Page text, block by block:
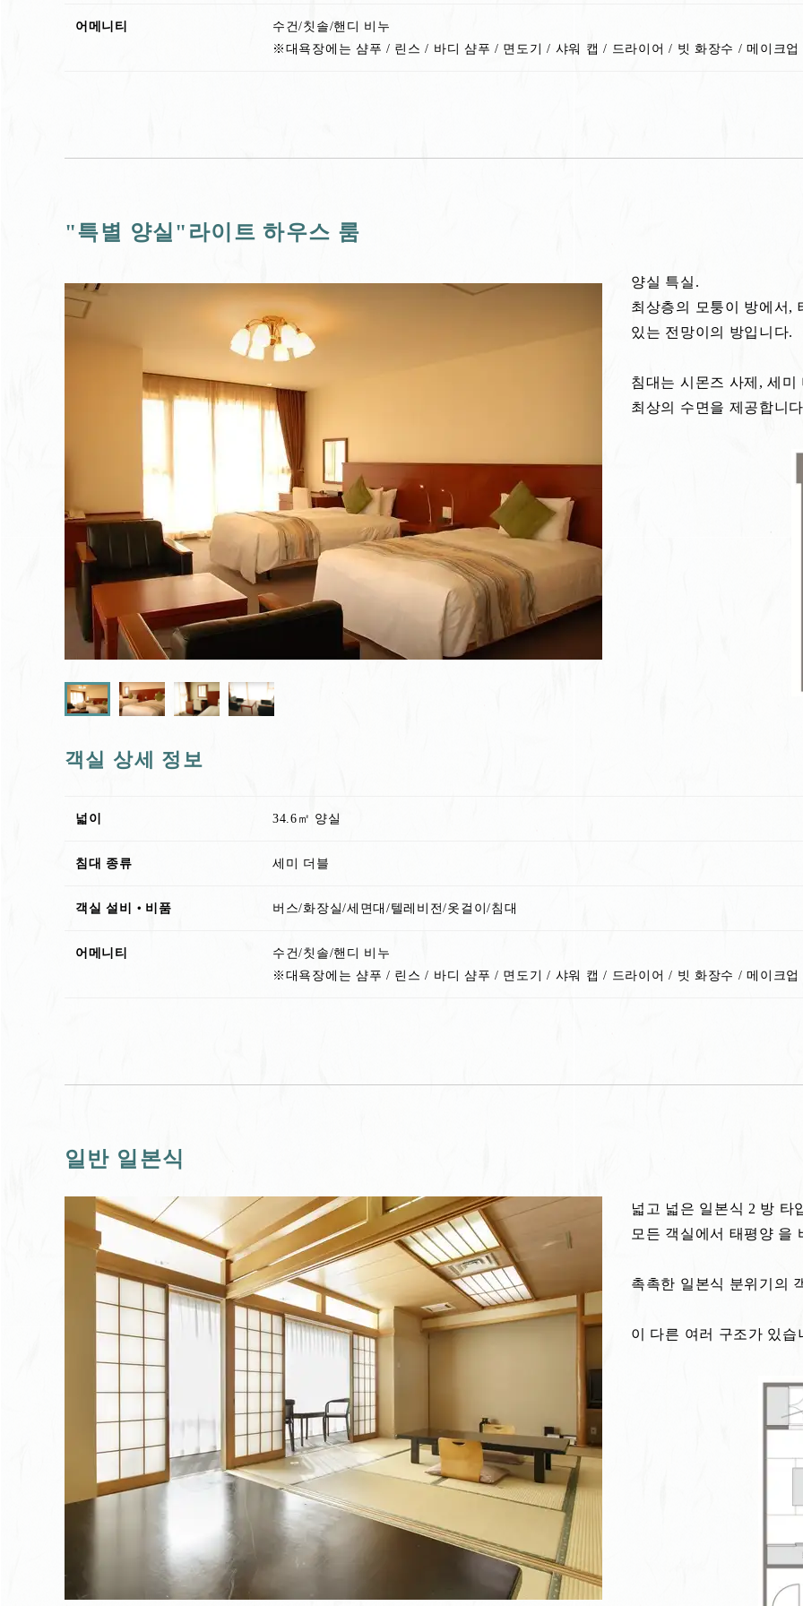
어메니티
수건/칫솔/핸디 비누
※대욕장에는 샴푸 / 린스 / 바디 샴푸 / 면도기 / 샤워 캡 / 드라이어 / 빗 화장수 / 메이크
"특별 양실"라이트 하우스 룸
양실 특실.
최상층의 모퉁이 방에서,
있는 전망이의 방입니다.
침대는 시몬즈 사제, 세
최상의 수면을 제공합니
객실 상세 정보
넓이 34.6㎡ 양실
침대 종류 세미 더블
객실 설비‧비품 버스/화장실/세면대/텔레비전/옷걸이/침대
어메니티
수건/칫솔/핸디 비누
※대욕장에는 샴푸 / 린스 / 바디 샴푸 / 면도기 / 샤워 캡 / 드라이어 / 빗 화장수 / 메이크
일반 일본식
넓고 넓은 일본식 2 방 타
모든 객실에서 태평양 을
촉촉한 일본식 분위기의
이 다른 여러 구조가 있